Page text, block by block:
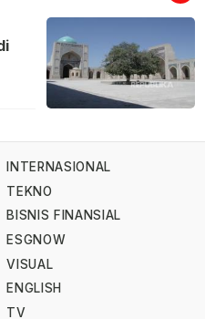
INTERNASIONAL
TEKNO
BISNIS FINANSIAL
ESGNOW
VISUAL
ENGLISH
TV